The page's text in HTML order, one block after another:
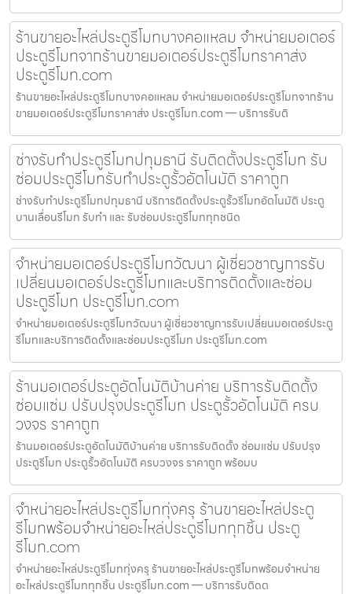
ร้านขายอะไหล่ประตูรีโมทบางคอแหลม จำหน่ายมอเตอร์
ประตูรีโมทจากร้านขายมอเตอร์ประตูรีโมทราคาส่ง
ประตูรีโมท.com
ร้านขายอะไหล่ประตูรีโมทบางคอแหลม จำหน่ายมอเตอร์ประตูรีโมทจากร้าน
ขายมอเตอร์ประตูรีโมทราคาส่ง ประตูรีโมท.com — บริการรับติ
ช่างรับทำประตูรีโมทปทุมธานี รับติดตั้งประตูรีโมท รับ
ซ่อมประตูรีโมทรับทำประตูรั้วอัตโนมัติ ราคาถูก
ช่างรับทำประตูรีโมทปทุมธานี บริการติดตั้งประตูรั้วรีโมทอัตโนมัติ ประตู
บานเลื่อนรีโมท รับทำ และ รับซ่อมประตูรีโมททุกชนิด
จำหน่ายมอเตอร์ประตูรีโมทวัฒนา ผู้เชี่ยวชาญการรับ
เปลี่ยนมอเตอร์ประตูรีโมทและบริการติดตั้งและซ่อม
ประตูรีโมท ประตูรีโมท.com
จำหน่ายมอเตอร์ประตูรีโมทวัฒนา ผู้เชี่ยวชาญการรับเปลี่ยนมอเตอร์ประตู
รีโมทและบริการติดตั้งและซ่อมประตูรีโมท ประตูรีโมท.com
ร้านมอเตอร์ประตูอัตโนมัติบ้านค่าย บริการรับติดตั้ง
ซ่อมแซ่ม ปรับปรุงประตูรีโมท ประตูรั้วอัตโนมัติ ครบ
วงจร ราคาถูก
ร้านมอเตอร์ประตูอัตโนมัติบ้านค่าย บริการรับติดตั้ง ซ่อมแซ่ม ปรับปรุง
ประตูรีโมท ประตูรั้วอัตโนมัติ ครบวงจร ราคาถูก พร้อมบ
จำหน่ายอะไหล่ประตูรีโมททุ่งครุ ร้านขายอะไหล่ประตู
รีโมทพร้อมจำหน่ายอะไหล่ประตูรีโมททุกชิ้น ประตู
รีโมท.com
จำหน่ายอะไหล่ประตูรีโมททุ่งครุ ร้านขายอะไหล่ประตูรีโมทพร้อมจำหน่าย
อะไหล่ประตูรีโมททุกชิ้น ประตูรีโมท.com — บริการรับติดต